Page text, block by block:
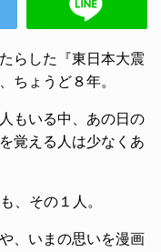
らした『東日本大震
ちょうど８年。
もいる中、あの日の
覚える人は少なくあ
、その１人。
、いまの思いを漫画